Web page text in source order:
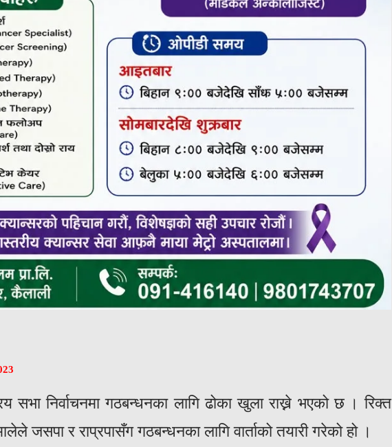
सभा निर्वाचनमा गठबन्धनका लागि ढोका खुला राख्ने भएको छ । रिक्त
जसपा र राप्रपासँग गठबन्धनका लागि वार्ताको तयारी गरेको हो ।